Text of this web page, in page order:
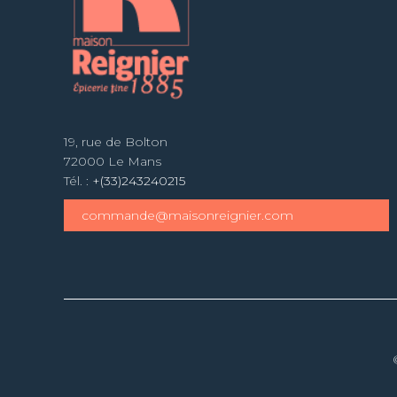
19, rue de Bolton
72000 Le Mans
Tél. : +(33)243240215
commande@maisonreignier.com